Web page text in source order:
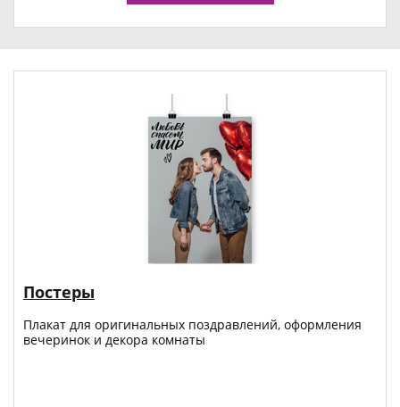
Постеры
Плакат для оригинальных поздравлений, оформления
вечеринок и декора комнаты